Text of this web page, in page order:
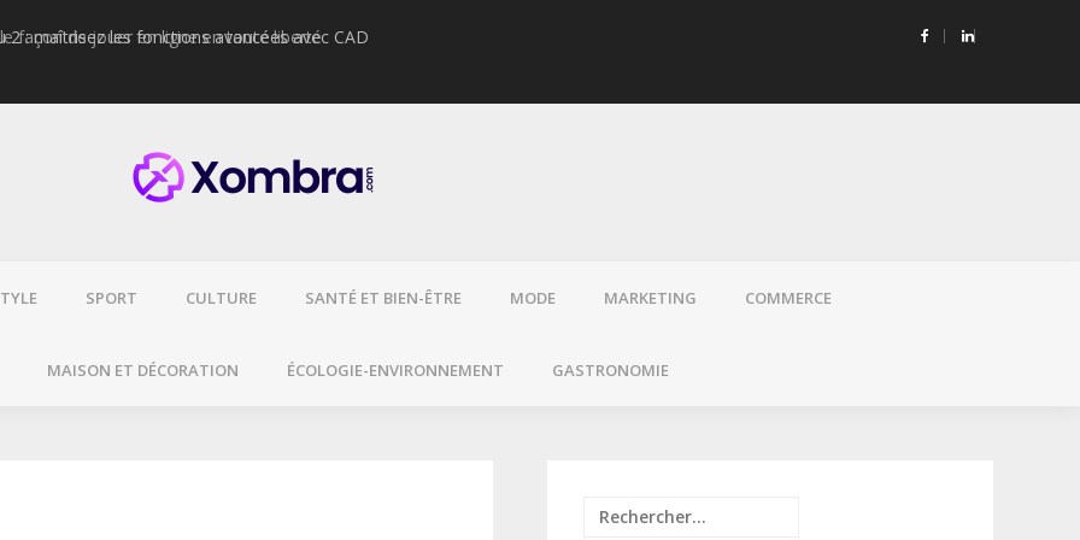
: maîtrisez les fonctions avancées avec CAD
Cigarette électronique et santé : pourquoi choisir des e-liquides sans propylène
SPORT CULTURE SANTÉ ET BIEN-ÊTRE MODE MARKETING COMMERCE
MAISON ET DÉCORATION ÉCOLOGIE-ENVIRONNEMENT GASTRONOMIE
Rechercher :